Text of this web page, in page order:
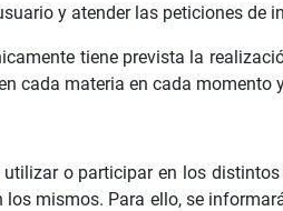
y atender las peticiones de
tiene prevista la
cada materia en cada
o participar en los
mismos. Para ello, se